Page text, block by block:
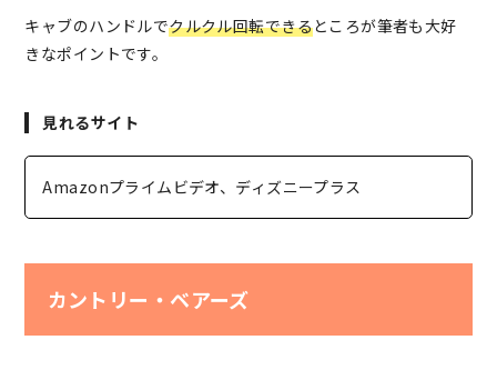
キャブのハンドルでクルクル回転できるところが筆者も大好
きなポイントです。
見れるサイト
Amazonプライムビデオ、ディズニープラス
カントリー・ベアーズ